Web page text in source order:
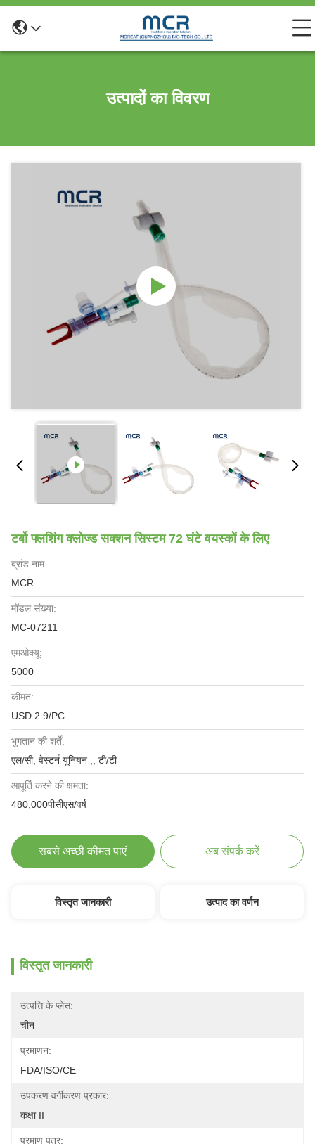
उत्पादों का विवरण
टर्बो फ्लशिंग क्लोज्ड सक्शन सिस्टम 72 घंटे वयस्कों के लिए
ब्रांड नाम:
MCR
मॉडल संख्या:
MC-07211
एमओक्यू:
5000
कीमत:
USD 2.9/PC
भुगतान की शर्तें:
एल/सी, वेस्टर्न यूनियन ,, टी/टी
आपूर्ति करने की क्षमता:
480,000पीसीएस/वर्ष
सबसे अच्छी कीमत पाएं अब संपर्क करें
विस्तृत जानकारी उत्पाद का वर्णन
विस्तृत जानकारी
उत्पत्ति के प्लेस:
चीन
प्रमाणन:
FDA/ISO/CE
उपकरण वर्गीकरण प्रकार:
कक्षा II
प्रमाण पत्र: